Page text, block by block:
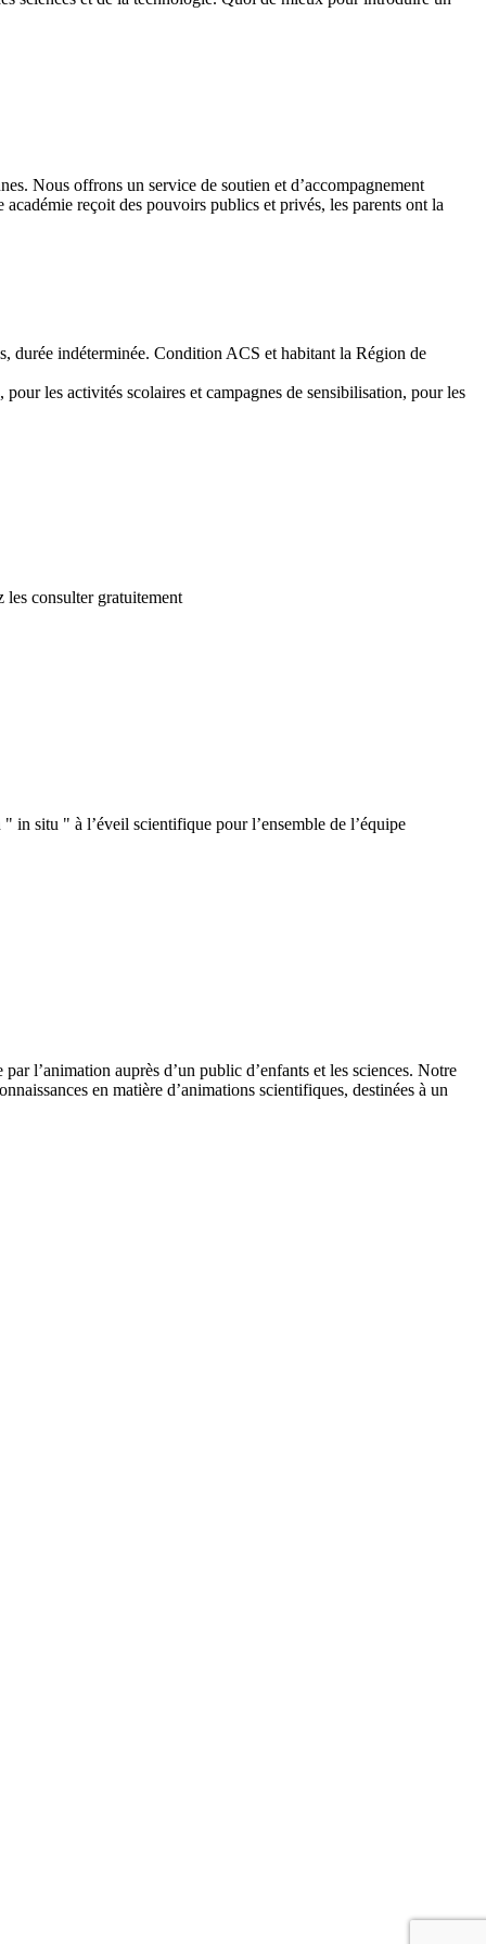
Nous offrons un service de soutien et d’accompagnement
reçoit des pouvoirs publics et privés, les parents ont la
durée indéterminée. Condition ACS et habitant la Région de
les activités scolaires et campagnes de sensibilisation, pour les
consulter gratuitement
in situ " à l’éveil scientifique pour l’ensemble de l’équipe
l’animation auprès d’un public d’enfants et les sciences. Notre
en matière d’animations scientifiques, destinées à un